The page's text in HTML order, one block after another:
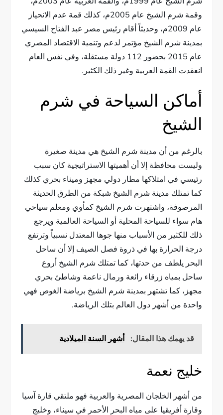
وقمة شرم الشيخ عام 2005م، كذلك قمة عدم الانحياز
عام 2009م، وحديثاً أقام رئيس مصر عبد الفتاح السيسي
بمدينة شرم الشيخ مؤتمر لدعم وتنمية الاقتصاد المصري
عام 2015 بحضور 112 دولة مستقلة، وفي نفس العام
انعقدت القمة العربية وغير ذلك الكثير.
أماكن السياحة في شرم
الشيخ
بالرغم من أن مدينة شرم الشيخ هي مدينة صغيرة
وليست محافظة إلا أن أهميتها الاستراتيجية كان سبب
رئيسي في امتلاكها مطار دولي مجهز وميناء بحري كذلك
كما تمتلك مدينة شرم الشيخ شبكة من الطرق الحديثة
المرصوفة، واشتهرت شرم الشيخ كمأوي ومعلم سياحي
هام سواء للسياحة المحلية أو السياحة العالمية ويرجع
ذلك للكثير من الأسباب منها جوها المعتدل نسبياً وترتفع
درجة الحرارة بها في ذروة فصل الصيف إلا أن ساحل
البحر يلطف من حدتها، كما تمتلك شرم الشيخ أروع
ساحل بمياه زرقاء رائعة ورمال ناعمة وشاطئ بحري
مجهز، كما تشتهر بمدينة شرم الشيخ برياضة الغوص فهي
واحدة من أشهر دول العالم بتلك الرياضة.
قد يهمك هذا المقال: أشهر السنة الميلادية
خليج نعمة
من أشهر الخلجان المصرية والعربية فهو ملتقي قارة آسيا
وقارة أفريقيا على مياه البحر الأحمر في سيناء، وخليج